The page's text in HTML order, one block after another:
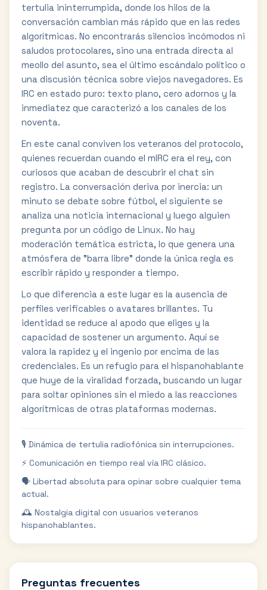
tertulia ininterrumpida, donde los hilos de la
conversación cambian más rápido que en las redes
algorítmicas. No encontrarás silencios incómodos ni
saludos protocolares, sino una entrada directa al
meollo del asunto, sea el último escándalo político o
una discusión técnica sobre viejos navegadores. Es
IRC en estado puro: texto plano, cero adornos y la
inmediatez que caracterizó a los canales de los
noventa.
En este canal conviven los veteranos del protocolo,
quienes recuerdan cuando el mIRC era el rey, con
curiosos que acaban de descubrir el chat sin
registro. La conversación deriva por inercia: un
minuto se debate sobre fútbol, el siguiente se
analiza una noticia internacional y luego alguien
pregunta por un código de Linux. No hay
moderación temática estricta, lo que genera una
atmósfera de "barra libre" donde la única regla es
escribir rápido y responder a tiempo.
Lo que diferencia a este lugar es la ausencia de
perfiles verificables o avatares brillantes. Tu
identidad se reduce al apodo que eliges y la
capacidad de sostener un argumento. Aquí se
valora la rapidez y el ingenio por encima de las
credenciales. Es un refugio para el hispanohablante
que huye de la viralidad forzada, buscando un lugar
para soltar opiniones sin el miedo a las reacciones
algorítmicas de otras plataformas modernas.
🎙️ Dinámica de tertulia radiofónica sin interrupciones.
⚡ Comunicación en tiempo real vía IRC clásico.
🗣️ Libertad absoluta para opinar sobre cualquier tema
actual.
🕰️ Nostalgia digital con usuarios veteranos
hispanohablantes.
Preguntas frecuentes